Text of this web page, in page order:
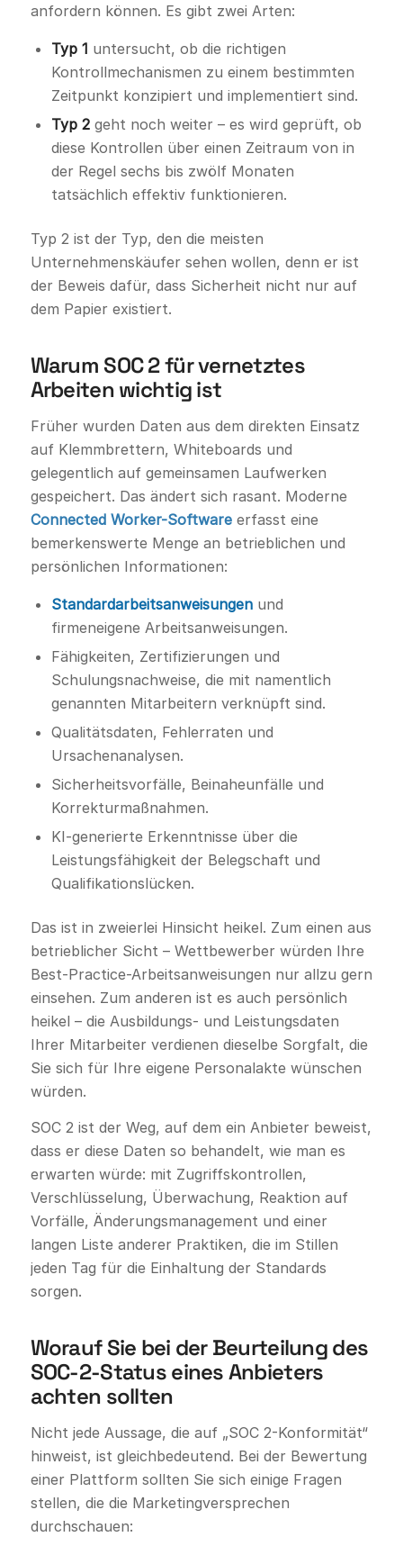
anfordern können. Es gibt zwei Arten:
Typ 1 untersucht, ob die richtigen
Kontrollmechanismen zu einem bestimmten
Zeitpunkt konzipiert und implementiert sind.
Typ 2geht noch weiter – es wird geprüft, ob
diese Kontrollen über einen Zeitraum von in
der Regel sechs bis zwölf Monaten
tatsächlich effektiv funktionieren.
Typ 2 ist der Typ, den die meisten
Unternehmenskäufer sehen wollen, denn er ist
der Beweis dafür, dass Sicherheit nicht nur auf
dem Papier existiert.
Warum SOC 2 für vernetztes
Arbeiten wichtig ist
Früher wurden Daten aus dem direkten Einsatz
auf Klemmbrettern, Whiteboards und
gelegentlich auf gemeinsamen Laufwerken
gespeichert. Das ändert sich rasant. Moderne
Connected Worker-Softwareerfasst eine
bemerkenswerte Menge an betrieblichen und
persönlichen Informationen:
Standardarbeitsanweisungenund
firmeneigene Arbeitsanweisungen.
Fähigkeiten, Zertifizierungen und
Schulungsnachweise, die mit namentlich
genannten Mitarbeitern verknüpft sind.
Qualitätsdaten, Fehlerraten und
Ursachenanalysen.
Sicherheitsvorfälle, Beinaheunfälle und
Korrekturmaßnahmen.
KI-generierte Erkenntnisse über die
Leistungsfähigkeit der Belegschaft und
Qualifikationslücken.
Das ist in zweierlei Hinsicht heikel. Zum einen aus
betrieblicher Sicht – Wettbewerber würden Ihre
Best-Practice-Arbeitsanweisungen nur allzu gern
einsehen. Zum anderen ist es auch persönlich
heikel – die Ausbildungs- und Leistungsdaten
Ihrer Mitarbeiter verdienen dieselbe Sorgfalt, die
Sie sich für Ihre eigene Personalakte wünschen
würden.
SOC 2 ist der Weg, auf dem ein Anbieter beweist,
dass er diese Daten so behandelt, wie man es
erwarten würde: mit Zugriffskontrollen,
Verschlüsselung, Überwachung, Reaktion auf
Vorfälle, Änderungsmanagement und einer
langen Liste anderer Praktiken, die im Stillen
jeden Tag für die Einhaltung der Standards
sorgen.
Worauf Sie bei der Beurteilung des
SOC-2-Status eines Anbieters
achten sollten
Nicht jede Aussage, die auf „SOC 2-Konformität“
hinweist, ist gleichbedeutend. Bei der Bewertung
einer Plattform sollten Sie sich einige Fragen
stellen, die die Marketingversprechen
durchschauen: